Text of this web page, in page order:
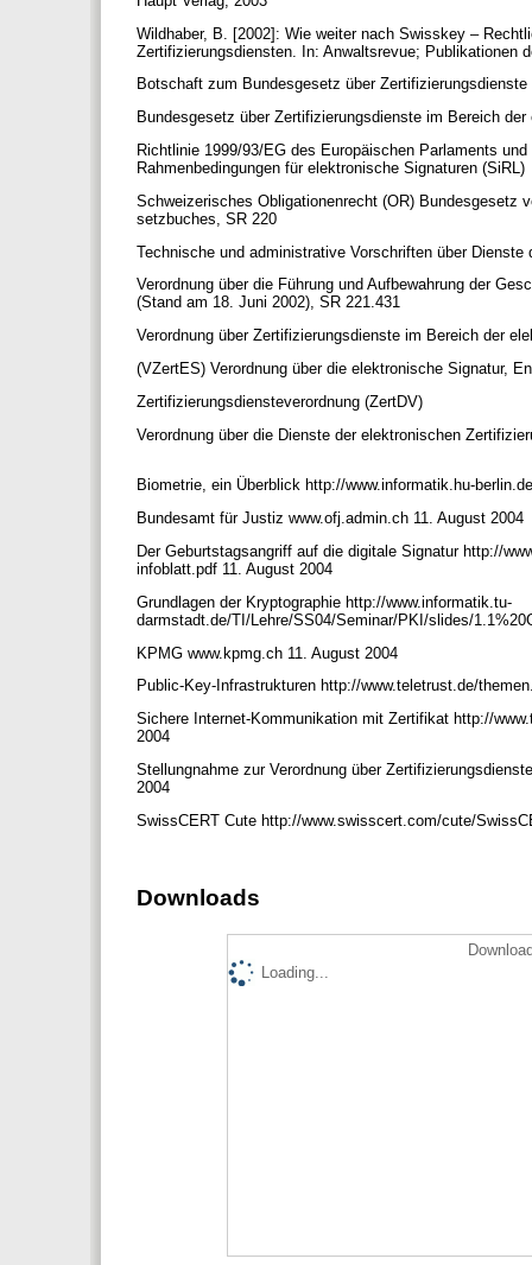
Wildhaber, B. [2002]: Wie weiter nach Swisskey –
Zertifizierungsdiensten. In: Anwaltsrevue; Publikationen
Botschaft zum Bundesgesetz über
Bundesgesetz über Zertifizierungsdienste im Bereich
Richtlinie 1999/93/EG des Europäischen Parlaments
Rahmenbedingungen für elektronische Signaturen (SiRL)
Schweizerisches Obligationenrecht (OR) Bundesgesetz
setzbuches, SR 220
Technische und administrative Vorschriften über
Verordnung über die Führung und Aufbewahrung der
(Stand am 18. Juni 2002), SR 221.431
Verordnung über Zertifizierungsdienste im Bereich der
(VZertES) Verordnung über die elektronische Signatur,
Zertifizierungsdiensteverordnung (ZertDV)
Verordnung über die Dienste der elektronischen
Biometrie, ein Überblick http://www.informatik.hu-
Bundesamt für Justiz www.ofj.admin.ch 11. August 2004
Der Geburtstagsangriff auf die digitale Signatur http://
infoblatt.pdf 11. August 2004
Grundlagen der Kryptographie http://www.informatik.tu-
darmstadt.de/TI/Lehre/SS04/Seminar/PKI/slides/
KPMG www.kpmg.ch 11. August 2004
Public-Key-Infrastrukturen http://www.teletrust.de/
Sichere Internet-Kommunikation mit Zertifikat http://
2004
Stellungnahme zur Verordnung über
2004
SwissCERT Cute http://www.swisscert.com/cute/
Downloads
Loading...